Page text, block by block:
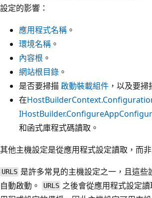
設定的影響：
應用程式名稱 。
環境名稱 。
內容根 。
網站根目錄 。
是否要掃描啟動裝載組件 ，以及要掃
在
和函式庫程式碼讀取。
其他主機設定是從應用程式設定讀取，而
URLS 是許多常見的主機設定之一，且這些
自動啟動。
URLS 之後會從應用程式設定